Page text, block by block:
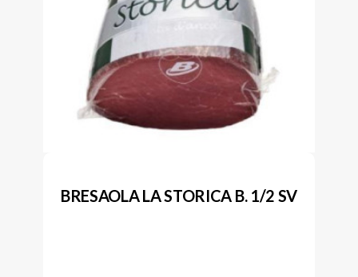
BRESAOLA LA STORICA B. 1/2 SV